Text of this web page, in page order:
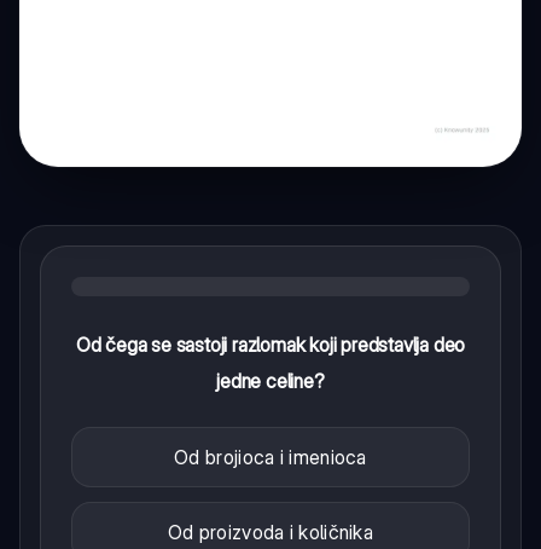
Od čega se sastoji razlomak koji predstavlja deo
jedne celine?
Od brojioca i imenioca
Od proizvoda i količnika